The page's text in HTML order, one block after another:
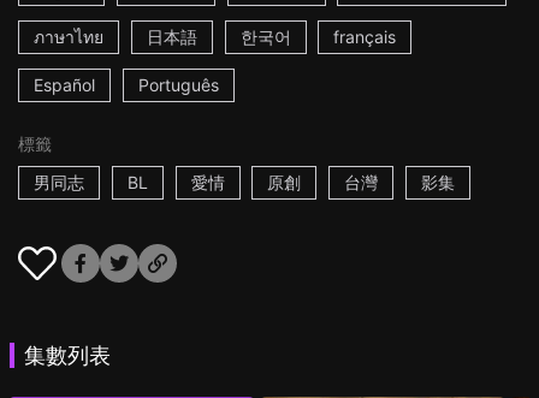
ภาษาไทย 日本語 한국어 français
Español Português
標籤
男同志
BL 愛情 原創 台灣 影集
集數列表